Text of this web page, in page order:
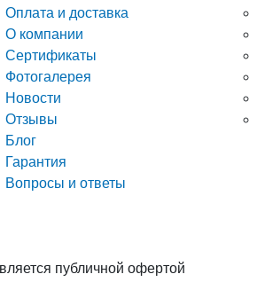
Оплата и доставка
О компании
Сертификаты
Фотогалерея
Новости
Отзывы
Блог
Гарантия
Вопросы и ответы
публичной офертой